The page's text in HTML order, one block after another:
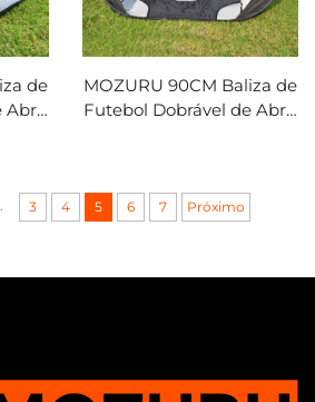
de
Abrir
MOZURU 90CM Baliza de
Futebol Dobrável de Abrir
3 4 5 6 7 Próximo